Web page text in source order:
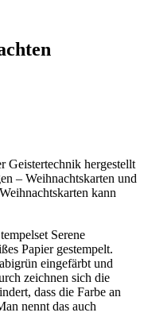
Geistertechnik hergestellt
– Weihnachtskarten und
kann
Serene
Papier gestempelt.
eingefärbt und
zeichnen sich die
dass die Farbe an
nennt das auch